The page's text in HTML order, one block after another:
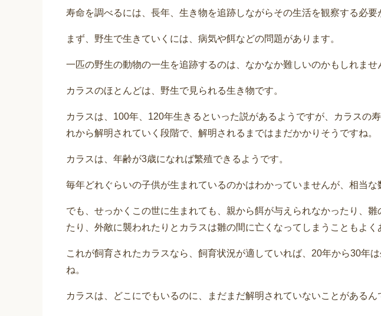
寿命を調べるには、長年、生き物を追跡しながらその生活を観察する必要
まず、野生で生きていくには、病気や餌などの問題があります。
一匹の野生の動物の一生を追跡するのは、なかなか難しいのかもしれませ
カラスのほとんどは、野生で見られる生き物です。
カラスは、100年、120年生きるといった説があるようですが、カラスの
れから解明されていく段階で、解明されるまではまだかかりそうですね。
カラスは、年齢が3歳になれば繁殖できるようです。
毎年どれぐらいの子供が生まれているのかはわかっていませんが、相当な
でも、せっかくこの世に生まれても、親から餌が与えられなかったり、雛
たり、外敵に襲われたりとカラスは雛の間に亡くなってしまうこともよく
これが飼育されたカラスなら、飼育状況が適していれば、20年から30年
ね。
カラスは、どこにでもいるのに、まだまだ解明されていないことがあるん